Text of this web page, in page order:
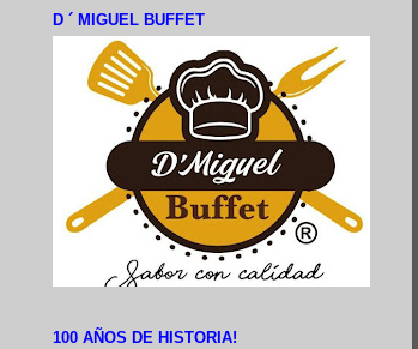
D ´ MIGUEL BUFFET
100 AÑOS DE HISTORIA!